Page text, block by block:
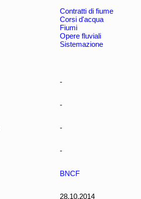
Contratti di fiume
Corsi d'acqua
Fiumi
Opere fluviali
Sistemazione
-
-
-
-
BNCF
28.10.2014